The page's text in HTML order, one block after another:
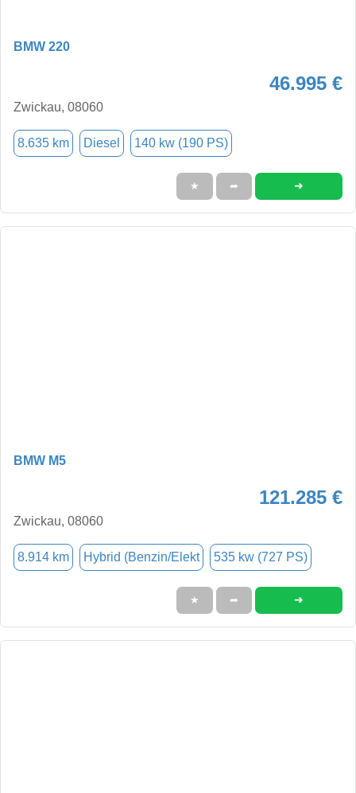
BMW 220
46.995 €
Zwickau, 08060
8.635 km Diesel 140 kw (190 PS)
★ ➦ ➜
BMW M5
121.285 €
Zwickau, 08060
8.914 km Hybrid (Benzin/Elekt 535 kw (727 PS)
★ ➦ ➜